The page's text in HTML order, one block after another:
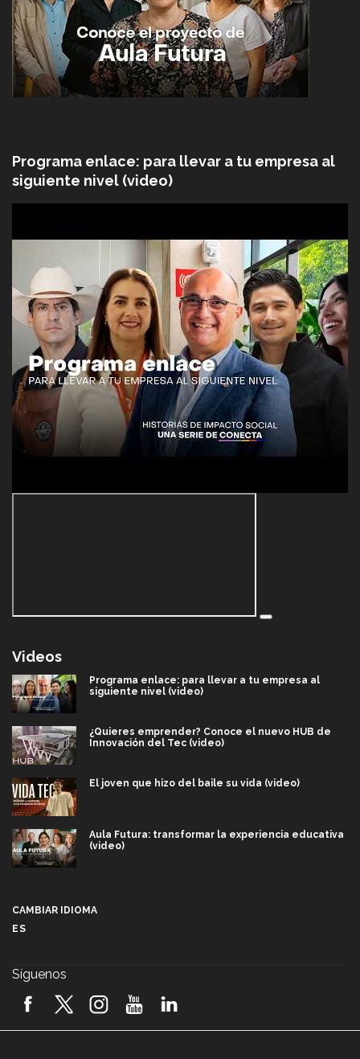
Programa enlace: para llevar a tu empresa al
siguiente nivel (video)
Videos
Programa enlace: para llevar a tu empresa al
siguiente nivel (video)
¿Quieres emprender? Conoce el nuevo HUB de
Innovación del Tec (video)
El joven que hizo del baile su vida (video)
Aula Futura: transformar la experiencia educativa
(video)
2026! (video)
CAMBIAR IDIOMA
ES
Síguenos